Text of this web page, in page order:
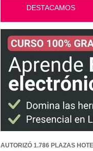
DESTACAMOS
AUTORIZÓ 1.786 PLAZAS